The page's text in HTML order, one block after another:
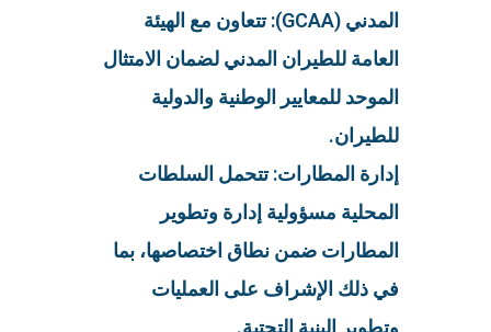
المدني (GCAA): تتعاون مع الهيئة
العامة للطيران المدني لضمان الامتثال
الموحد للمعايير الوطنية والدولية
للطيران.
إدارة المطارات: تتحمل السلطات
المحلية مسؤولية إدارة وتطوير
المطارات ضمن نطاق اختصاصها، بما
في ذلك الإشراف على العمليات